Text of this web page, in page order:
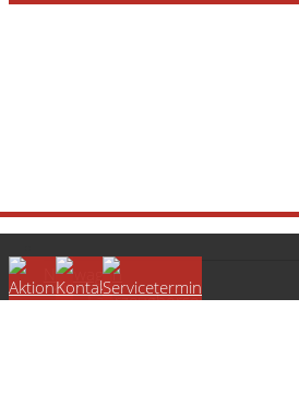
Neuwagen
Fahrzeugbörse